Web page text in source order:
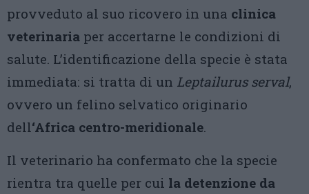
provveduto al suo ricovero in una clinica
veterinaria per accertarne le condizioni di
salute. L’identificazione della specie è stata
immediata: si tratta di un Leptailurus serval,
ovvero un felino selvatico originario
dell‘Africa centro-meridionale.
Il veterinario ha confermato che la specie
rientra tra quelle per cui la detenzione da